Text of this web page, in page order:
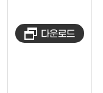
다운로드